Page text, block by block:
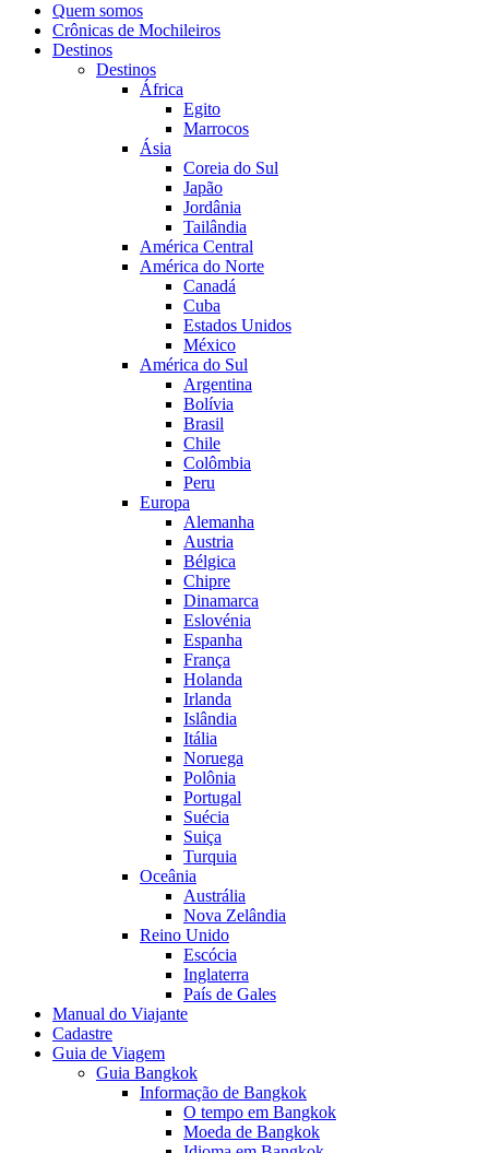
Quem somos
Crônicas de Mochileiros
Destinos
Destinos
África
Egito
Marrocos
Ásia
Coreia do Sul
Japão
Jordânia
Tailândia
América Central
América do Norte
Canadá
Cuba
Estados Unidos
México
América do Sul
Argentina
Bolívia
Brasil
Chile
Colômbia
Peru
Europa
Alemanha
Austria
Bélgica
Chipre
Dinamarca
Eslovénia
Espanha
França
Holanda
Irlanda
Islândia
Itália
Noruega
Polônia
Portugal
Suécia
Suiça
Turquia
Oceânia
Austrália
Nova Zelândia
Reino Unido
Escócia
Inglaterra
País de Gales
Manual do Viajante
Cadastre
Guia de Viagem
Guia Bangkok
Informação de Bangkok
O tempo em Bangkok
Moeda de Bangkok